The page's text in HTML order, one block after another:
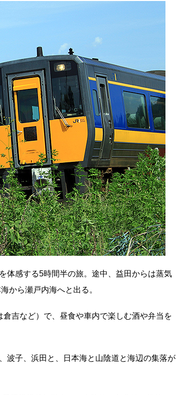
体感する5時間半の旅。途中、益田からは蒸気
から瀬戸内海へと出る。
吉など）で、昼食や車内で楽しむ酒や弁当を
波子、浜田と、日本海と山陰道と海辺の集落が